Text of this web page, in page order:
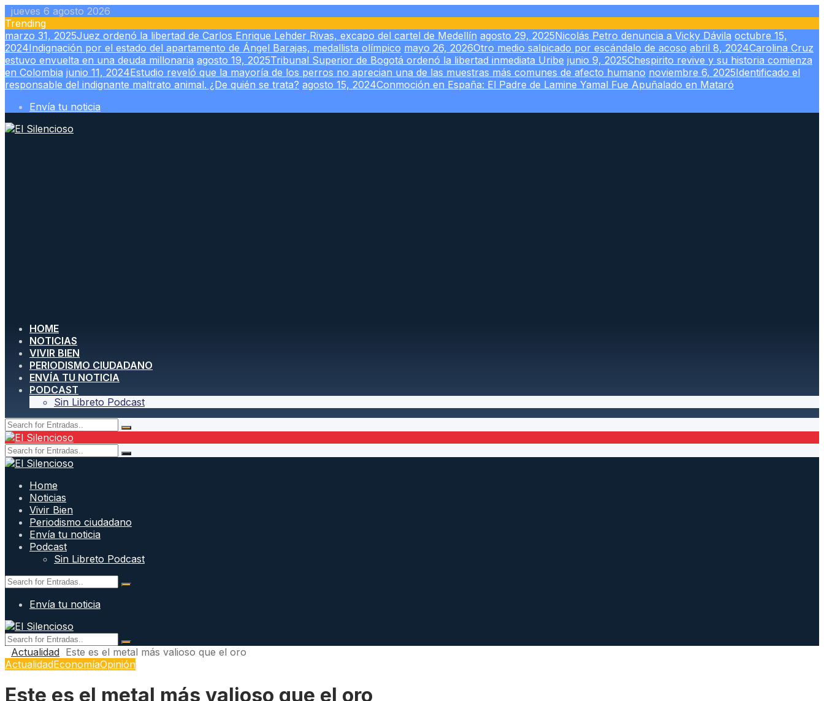
Skip
to
content
jueves 6 agosto 2026
Trending
marzo 31, 2025Juez ordenó la libertad de Carlos Enrique Lehder Rivas, excapo del cartel de Medellín agosto 29, 2025Nicolás Petro denuncia a Vicky Dávila octubre 15,
2024Indignación por el estado del apartamento de Ángel Barajas, medallista olímpico mayo 26, 2026Otro medio salpicado por escándalo de acoso abril 8, 2024Carolina Cruz
estuvo envuelta en una deuda millonaria agosto 19, 2025Tribunal Superior de Bogotá ordenó la libertad inmediata Uribe junio 9, 2025Chespirito revive y su historia comienza
en Colombia junio 11, 2024Estudio reveló que la mayoría de los perros no aprecian una de las muestras más comunes de afecto humano noviembre 6, 2025Identificado el
responsable del indignante maltrato animal. ¿De quién se trata? agosto 15, 2024Conmoción en España: El Padre de Lamine Yamal Fue Apuñalado en Mataró
Envía tu noticia
HOME
NOTICIAS
VIVIR BIEN
PERIODISMO CIUDADANO
ENVÍA TU NOTICIA
PODCAST
Sin Libreto Podcast
Home
Noticias
Vivir Bien
Periodismo ciudadano
Envía tu noticia
Podcast
Sin Libreto Podcast
Envía tu noticia
Actualidad Este es el metal más valioso que el oro
ActualidadEconomíaOpinión
Este es el metal más valioso que el oro